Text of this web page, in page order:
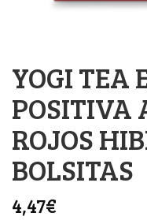
YOGI TEA
POSITIVA
ROJOS
BOLSITAS
4,47€